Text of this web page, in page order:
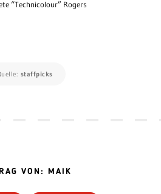
“Technicolour” Rogers
staffpicks
VON: MAIK